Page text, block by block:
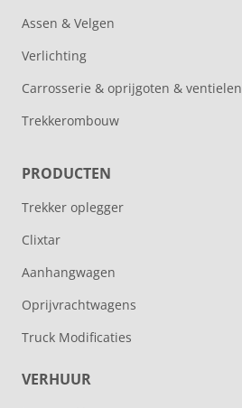
Assen & Velgen
Verlichting
Carrosserie & oprijgoten & ventielen
Trekkerombouw
PRODUCTEN
Trekker oplegger
Clixtar
Aanhangwagen
Oprijvrachtwagens
Truck Modificaties
VERHUUR